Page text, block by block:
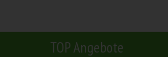
TOP Angebote